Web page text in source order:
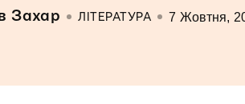
Захар ЛІТЕРАТУРА 7 Жовтня,